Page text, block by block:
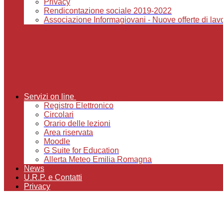
Privacy
Rendicontazione sociale 2019-2022
Associazione Informagiovani - Nuove offerte di
Servizi on line
Registro Elettronico
Circolari
Orario delle lezioni
Area riservata
Moodle
G Suite for Education
Allerta Meteo Emilia Romagna
News
U.R.P. e Contatti
Privacy